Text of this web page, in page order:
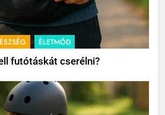
ÉLETMÓD
futótáskát cserélni?